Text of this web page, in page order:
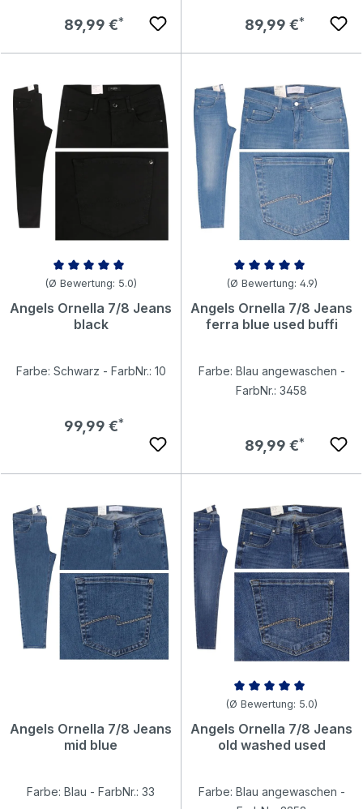
Regulärer Preis:
89,99 € Regulärer Preis:
89,99 €
Durchschnittliche Bewertung von 5 von 5 Sternen
(Ø Bewertung: 5.0)
Angels Ornella 7/8 Jeans
black
Farbe: Schwarz - FarbNr.: 10
Regulärer Preis:
99,99 €
Durchschnittliche Bewertung
(Ø Bewertung: 4.9)
Angels Ornella 7/8 Jeans
ferra blue used buffi
Farbe: Blau angewaschen -
FarbNr.: 3458
Regulärer Preis:
89,99 €
Angels Ornella 7/8 Jeans
mid blue
Farbe: Blau - FarbNr.: 33
Durchschnittliche Bewertung
(Ø Bewertung: 5.0)
Angels Ornella 7/8 Jeans
old washed used
Farbe: Blau angewaschen -